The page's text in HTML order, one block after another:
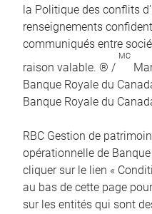
la Politique des conflits
renseignements
communiqués entre
raison valable. ® /
MC
Banque Royale du
Banque Royale du
RBC Gestion de
opérationnelle de
cliquer sur le lien «
au bas de cette page
sur les entités qui sont